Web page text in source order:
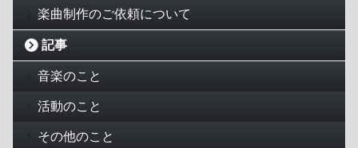
楽曲制作のご依頼について
記事
音楽のこと
活動のこと
その他のこと